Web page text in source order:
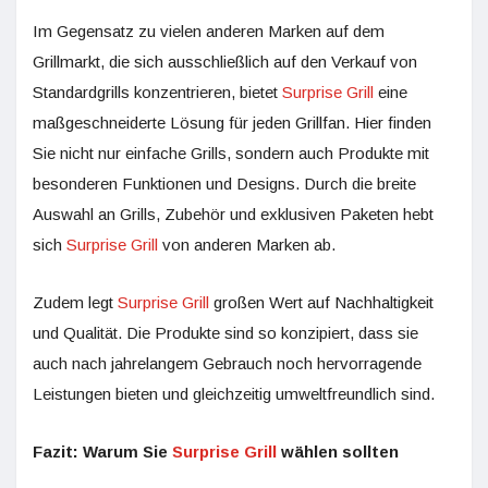
Im Gegensatz zu vielen anderen Marken auf dem
Grillmarkt, die sich ausschließlich auf den Verkauf von
Standardgrills konzentrieren, bietet Surprise Grill eine
maßgeschneiderte Lösung für jeden Grillfan. Hier finden
Sie nicht nur einfache Grills, sondern auch Produkte mit
besonderen Funktionen und Designs. Durch die breite
Auswahl an Grills, Zubehör und exklusiven Paketen hebt
sich Surprise Grill von anderen Marken ab.
Zudem legt Surprise Grill großen Wert auf Nachhaltigkeit
und Qualität. Die Produkte sind so konzipiert, dass sie
auch nach jahrelangem Gebrauch noch hervorragende
Leistungen bieten und gleichzeitig umweltfreundlich sind.
Fazit: Warum Sie Surprise Grill wählen sollten